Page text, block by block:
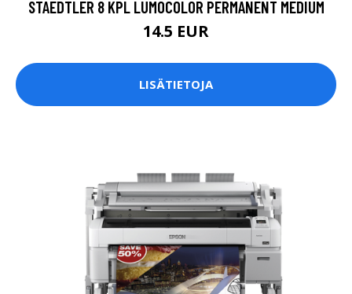
STAEDTLER 8 KPL LUMOCOLOR PERMANENT MEDIUM
14.5 EUR
LISÄTIETOJA